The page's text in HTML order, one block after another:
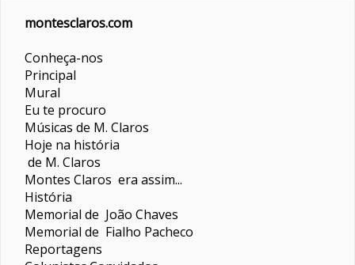
montesclaros.com
Conheça-nos
Principal
Mural
Eu te procuro
Músicas de M. Claros
Hoje na história
de M. Claros
Montes Claros era assim...
História
Memorial de João Chaves
Memorial de Fialho Pacheco
Reportagens